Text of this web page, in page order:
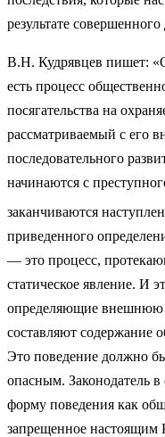
результате совершен­ного
В.Н. Кудрявцев пишет:
есть процесс
посяга­тельства на
рассматриваемый с его
последовательного
начинаются с
заканчиваются
приведенного
— это процесс,
статическое явление. И
определяющие внешнюю
составляют содержание
Это поведение должно
опасным. Законодатель
форму поведения как
запрещенное настоящим